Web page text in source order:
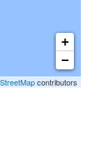
+
−
contributors